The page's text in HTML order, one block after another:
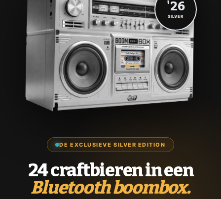
DE EXCLUSIEVE SILVER EDITION
24 craftbieren in een
Bluetooth boombox.
'26
SILVER